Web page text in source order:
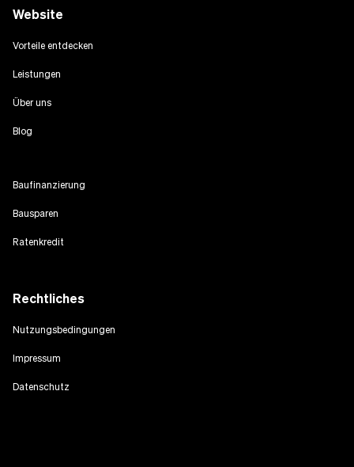
Website
Vorteile entdecken
Leistungen
Über uns
Blog
Baufinanzierung
Bausparen
Ratenkredit
Rechtliches
Nutzungsbedingungen
Impressum
Datenschutz